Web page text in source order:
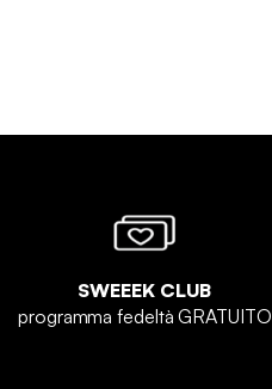
SWEEEK CLUB
programma fedeltà GRATUITO